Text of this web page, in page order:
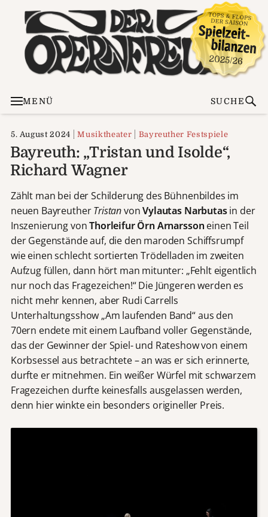
MENÜ SUCHE
5. August 2024 Musiktheater Bayreuther Festspiele
Bayreuth: „Tristan und Isolde“,
Richard Wagner
Zählt man bei der Schilderung des Bühnenbildes im
neuen BayreutherTristanvonVylautas Narbutasin der
Inszenierung vonThorleifur Örn Arnarssoneinen Teil
der Gegenstände auf, die den maroden Schiffsrumpf
wie einen schlecht sortierten Trödelladen im zweiten
Aufzug füllen, dann hört man mitunter: „Fehlt eigentlich
nur noch das Fragezeichen!“ Die Jüngeren werden es
nicht mehr kennen, aber Rudi Carrells
Unterhaltungsshow „Am laufenden Band“ aus den
70ern endete mit einem Laufband voller Gegenstände,
das der Gewinner der Spiel- und Rateshow von einem
Korbsessel aus betrachtete – an was er sich erinnerte,
durfte er mitnehmen. Ein weißer Würfel mit schwarzem
Fragezeichen durfte keinesfalls ausgelassen werden,
denn hier winkte ein besonders origineller Preis.